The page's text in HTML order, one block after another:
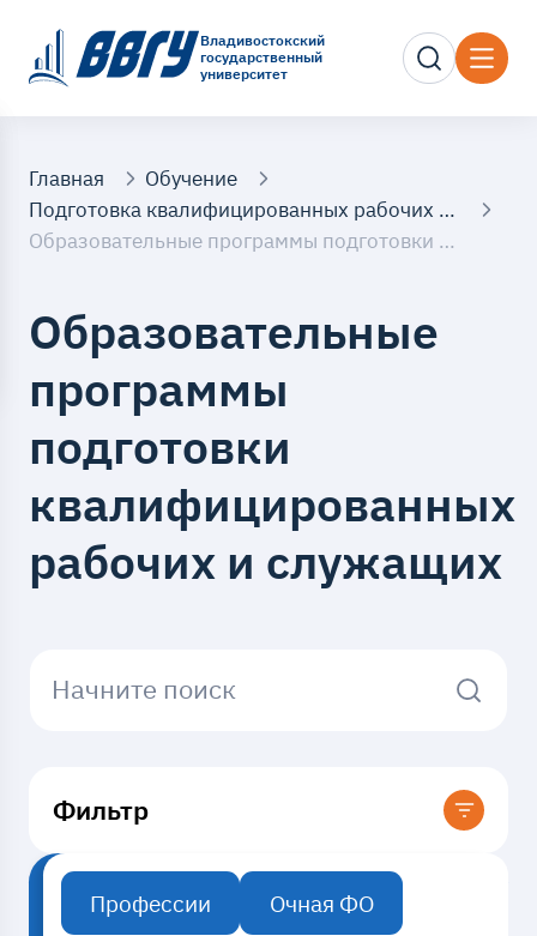
Владивостокский
государственный
университет
Главная
Обучение
Подготовка квалифицированных рабочих и служащих
Образовательные программы подготовки квалифицированных рабочих и служащих
Образовательные
программы
подготовки
квалифицированных
рабочих и служащих
Начните поиск
Фильтр
Код направления
Профессии
Очная ФО